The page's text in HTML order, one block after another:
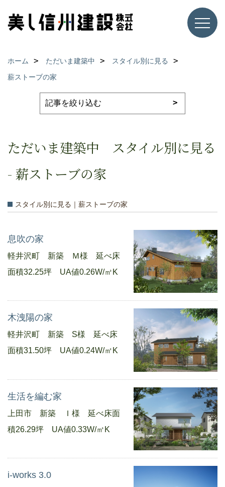
ホーム ただいま建築中
スタイル別に見る
薪ストーブの家
ただいま建築中 スタイル別に見る
- 薪ストーブの家
スタイル別に見る｜薪ストーブの家
息吹の家
軽井沢町 新築 Ｍ様 延べ床
面積32.25坪 UA値0.26W/㎥K
木洩陽の家
軽井沢町 新築 S様 延べ床
面積31.50坪 UA値0.24W/㎡K
生活を編む家
上田市 新築 Ｉ様 延べ床面
積26.29坪 UA値0.33W/㎥K
i-works 3.0